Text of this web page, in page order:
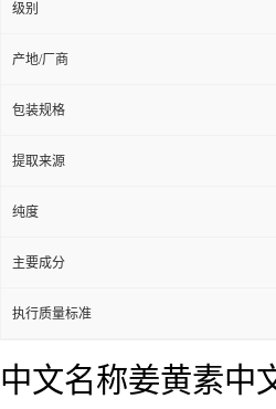
级别
产地/厂商
包装规格
提取来源
纯度
主要成分
执行质量标准
中文名称姜黄素中